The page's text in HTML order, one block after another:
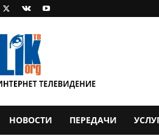
НОВОСТИ ПЕРЕДАЧИ